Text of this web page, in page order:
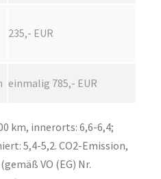
235,- EUR
einmalig 785,- EUR
km, innerorts: 6,6-6,4;
5,4-5,2. CO2-Emission,
VO (EG) Nr.